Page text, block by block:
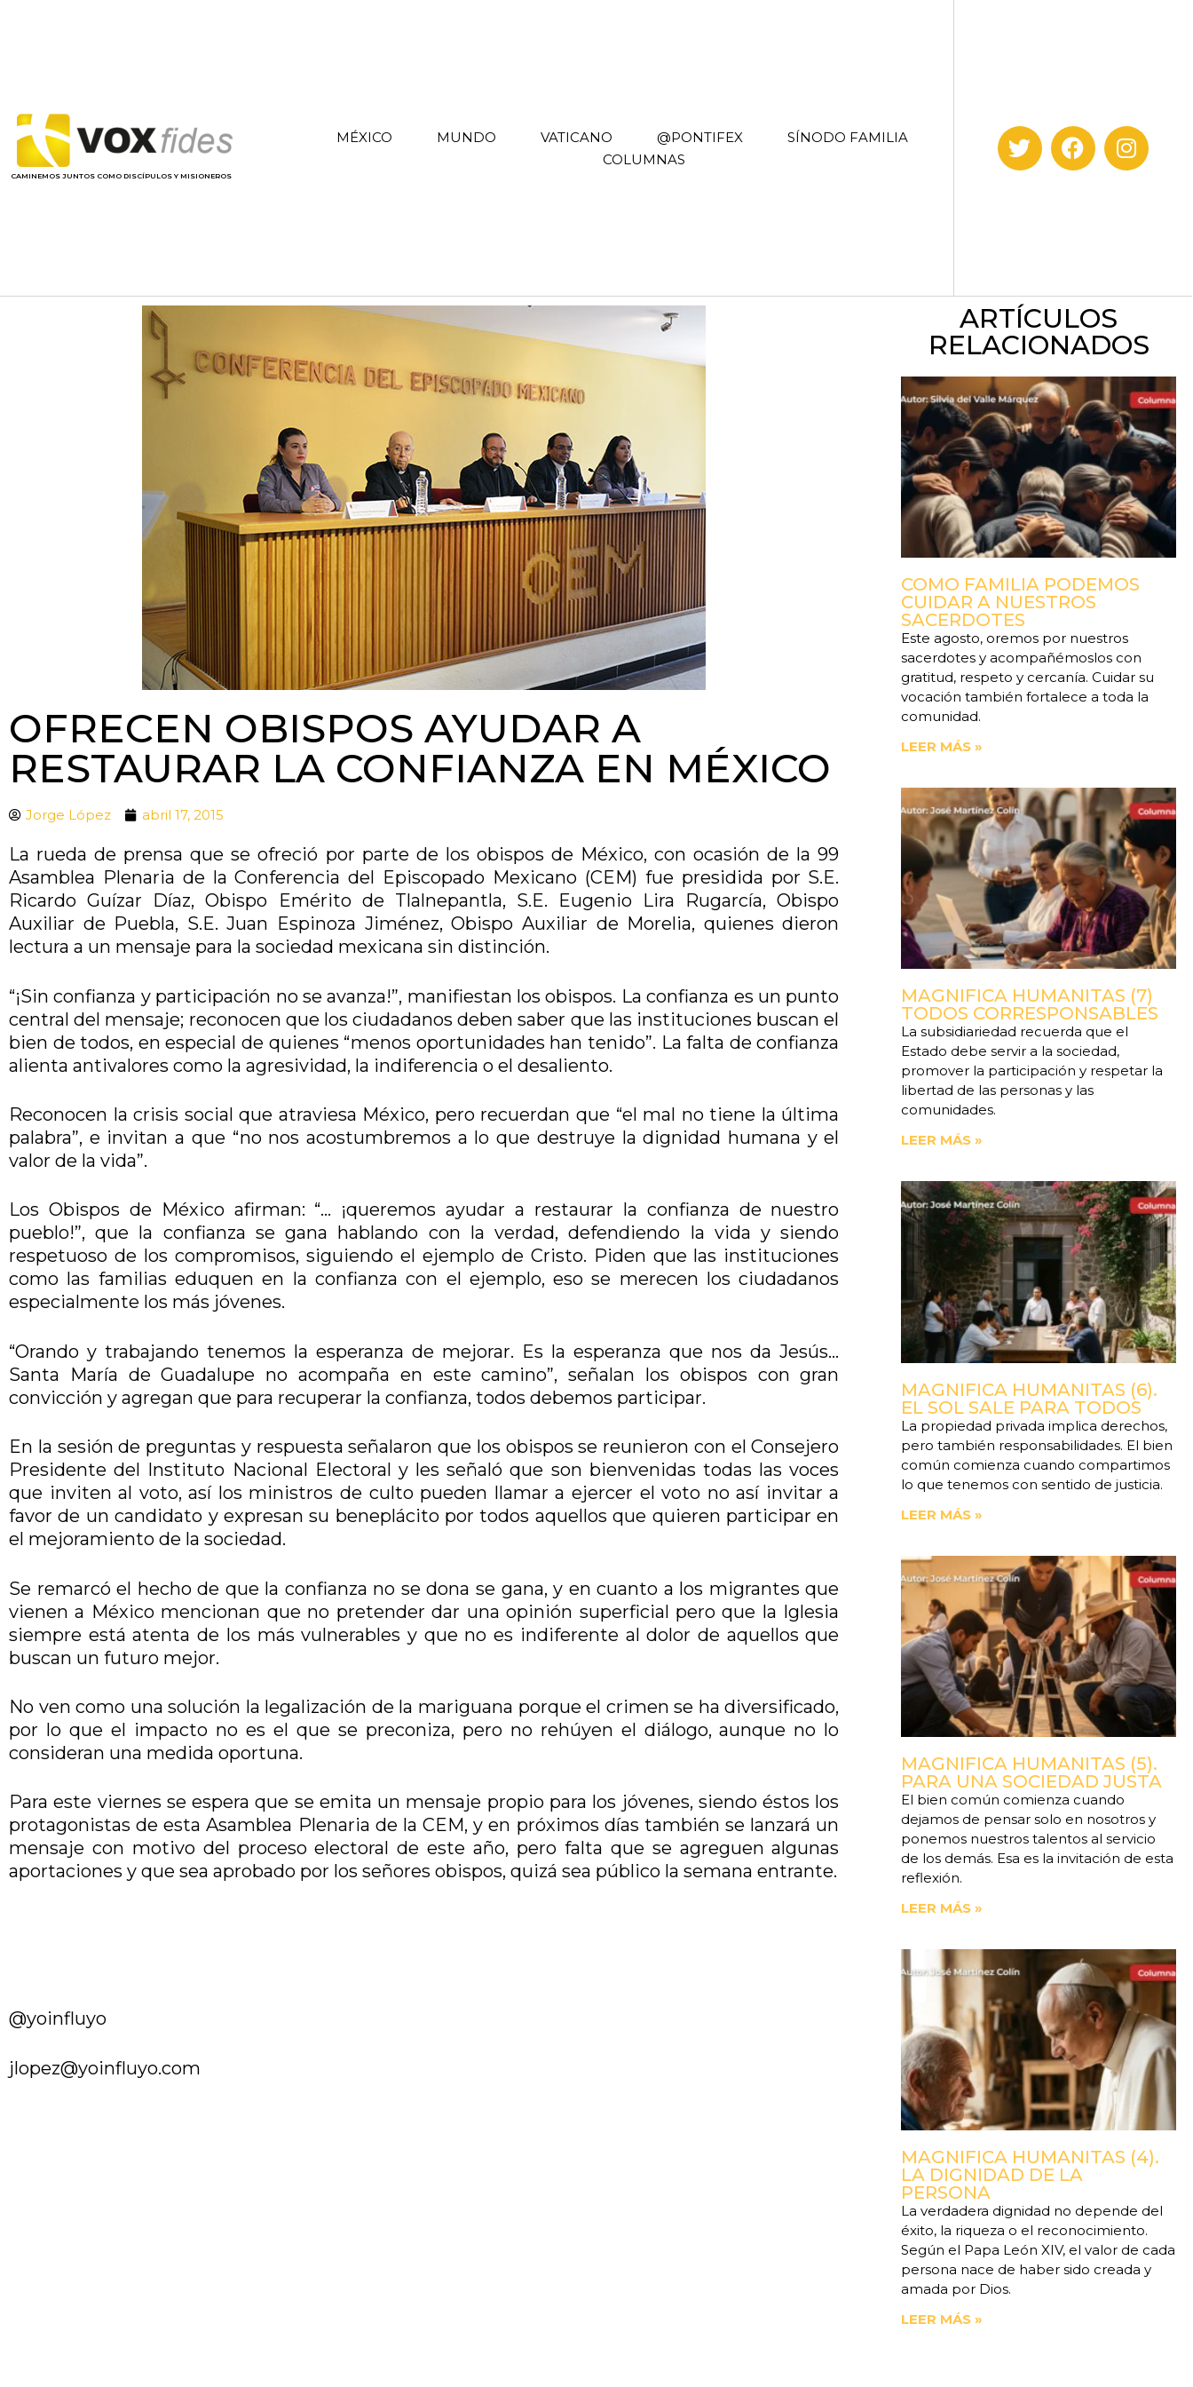
CAMINEMOS JUNTOS COMO DISCÍPULOS Y MISIONEROS
MÉXICO MUNDO VATICANO @PONTIFEX
SÍNODO FAMILIA
COLUMNAS
OFRECEN OBISPOS AYUDAR A
RESTAURAR LA CONFIANZA EN MÉXICO
Jorge López abril 17, 2015
La rueda de prensa que se ofreció por parte de los obispos de México, con ocasión de la 99
Asamblea Plenaria de la Conferencia del Episcopado Mexicano (CEM) fue presidida por S.E.
Ricardo Guízar Díaz, Obispo Emérito de Tlalnepantla, S.E. Eugenio Lira Rugarcía, Obispo
Auxiliar de Puebla, S.E. Juan Espinoza Jiménez, Obispo Auxiliar de Morelia, quienes dieron
lectura a un mensaje para la sociedad mexicana sin distinción.
“¡Sin confianza y participación no se avanza!”, manifiestan los obispos. La confianza es un punto
central del mensaje; reconocen que los ciudadanos deben saber que las instituciones buscan el
bien de todos, en especial de quienes “menos oportunidades han tenido”. La falta de confianza
alienta antivalores como la agresividad, la indiferencia o el desaliento.
Reconocen la crisis social que atraviesa México, pero recuerdan que “el mal no tiene la última
palabra”, e invitan a que “no nos acostumbremos a lo que destruye la dignidad humana y el
valor de la vida”.
Los Obispos de México afirman: “… ¡queremos ayudar a restaurar la confianza de nuestro
pueblo!”, que la confianza se gana hablando con la verdad, defendiendo la vida y siendo
respetuoso de los compromisos, siguiendo el ejemplo de Cristo. Piden que las instituciones
como las familias eduquen en la confianza con el ejemplo, eso se merecen los ciudadanos
especialmente los más jóvenes.
“Orando y trabajando tenemos la esperanza de mejorar. Es la esperanza que nos da Jesús…
Santa María de Guadalupe no acompaña en este camino”, señalan los obispos con gran
convicción y agregan que para recuperar la confianza, todos debemos participar.
En la sesión de preguntas y respuesta señalaron que los obispos se reunieron con el Consejero
Presidente del Instituto Nacional Electoral y les señaló que son bienvenidas todas las voces
que inviten al voto, así los ministros de culto pueden llamar a ejercer el voto no así invitar a
favor de un candidato y expresan su beneplácito por todos aquellos que quieren participar en
el mejoramiento de la sociedad.
Se remarcó el hecho de que la confianza no se dona se gana, y en cuanto a los migrantes que
vienen a México mencionan que no pretender dar una opinión superficial pero que la Iglesia
siempre está atenta de los más vulnerables y que no es indiferente al dolor de aquellos que
buscan un futuro mejor.
No ven como una solución la legalización de la mariguana porque el crimen se ha diversificado,
por lo que el impacto no es el que se preconiza, pero no rehúyen el diálogo, aunque no lo
consideran una medida oportuna.
Para este viernes se espera que se emita un mensaje propio para los jóvenes, siendo éstos los
protagonistas de esta Asamblea Plenaria de la CEM, y en próximos días también se lanzará un
mensaje con motivo del proceso electoral de este año, pero falta que se agreguen algunas
aportaciones y que sea aprobado por los señores obispos, quizá sea público la semana entrante.
@yoinfluyo
jlopez@yoinfluyo.com
ARTÍCULOS
RELACIONADOS
COMO FAMILIA PODEMOS
CUIDAR A NUESTROS
SACERDOTES
Este agosto, oremos por nuestros
sacerdotes y acompañémoslos con
gratitud, respeto y cercanía. Cuidar su
vocación también fortalece a toda la
comunidad.
LEER MÁS »
MAGNIFICA HUMANITAS (7)
TODOS CORRESPONSABLES
La subsidiariedad recuerda que el
Estado debe servir a la sociedad,
promover la participación y respetar la
libertad de las personas y las
comunidades.
LEER MÁS »
MAGNIFICA HUMANITAS (6).
EL SOL SALE PARA TODOS
La propiedad privada implica derechos,
pero también responsabilidades. El bien
común comienza cuando compartimos
lo que tenemos con sentido de justicia.
LEER MÁS »
MAGNIFICA HUMANITAS (5).
PARA UNA SOCIEDAD JUSTA
El bien común comienza cuando
dejamos de pensar solo en nosotros y
ponemos nuestros talentos al servicio
de los demás. Esa es la invitación de esta
reflexión.
LEER MÁS »
MAGNIFICA HUMANITAS (4).
LA DIGNIDAD DE LA
PERSONA
La verdadera dignidad no depende del
éxito, la riqueza o el reconocimiento.
Según el Papa León XIV, el valor de cada
persona nace de haber sido creada y
amada por Dios.
LEER MÁS »